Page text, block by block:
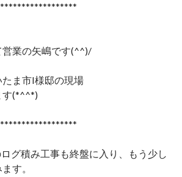
業の矢嶋です(^^)/
ま市I様邸の現場
す(*^^*)
グ積み工事も終盤に入り、もう少し
す。